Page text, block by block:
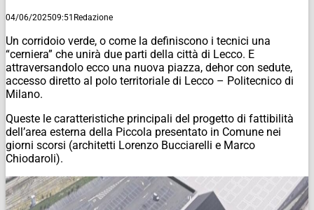
04/06/202509:51 Redazione
Un corridoio verde, o come la definiscono i tecnici una
“cerniera” che unirà due parti della città di Lecco. E
attraversandolo ecco una nuova piazza, dehor con sedute,
accesso diretto al polo territoriale di Lecco – Politecnico di
Milano.
Queste le caratteristiche principali del progetto di fattibilità
dell’area esterna della Piccola presentato in Comune nei
giorni scorsi (architetti Lorenzo Bucciarelli e Marco
Chiodaroli).